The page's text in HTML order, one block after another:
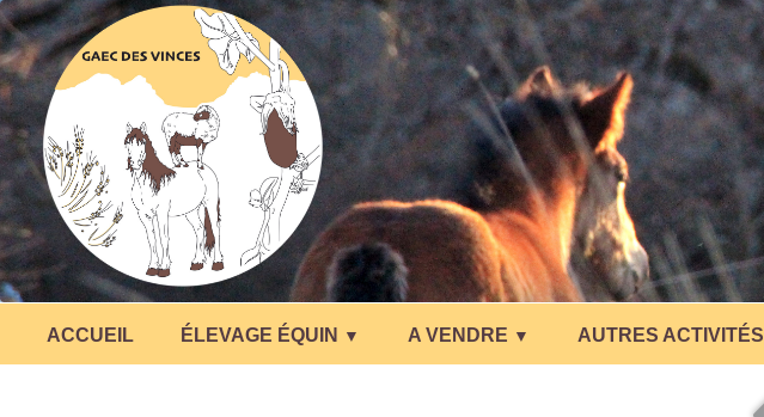
ACCUEIL ÉLEVAGE ÉQUIN ▼ A VENDRE ▼ AUTRES ACTIVITÉS